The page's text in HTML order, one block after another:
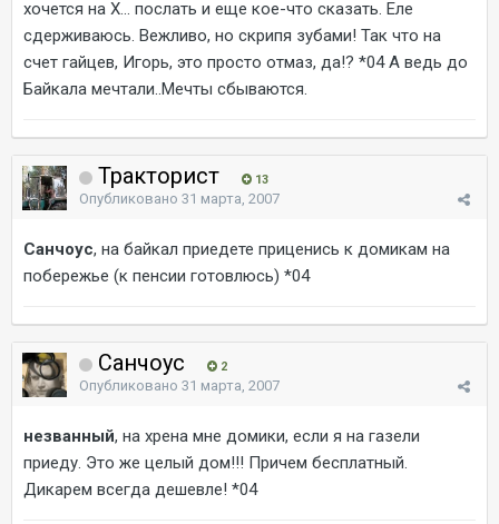
хочется на Х... послать и еще кое-что сказать. Еле
сдерживаюсь. Вежливо, но скрипя зубами! Так что на
счет гайцев, Игорь, это просто отмаз, да!? *04 А ведь до
Байкала мечтали..Мечты сбываются.
Тракторист 13
Опубликовано 31 марта, 2007
Санчоус, на байкал приедете приценись к домикам на
побережье (к пенсии готовлюсь) *04
Санчоус 2
Опубликовано 31 марта, 2007
незванный, на хрена мне домики, если я на газели
приеду. Это же целый дом!!! Причем бесплатный.
Дикарем всегда дешевле! *04